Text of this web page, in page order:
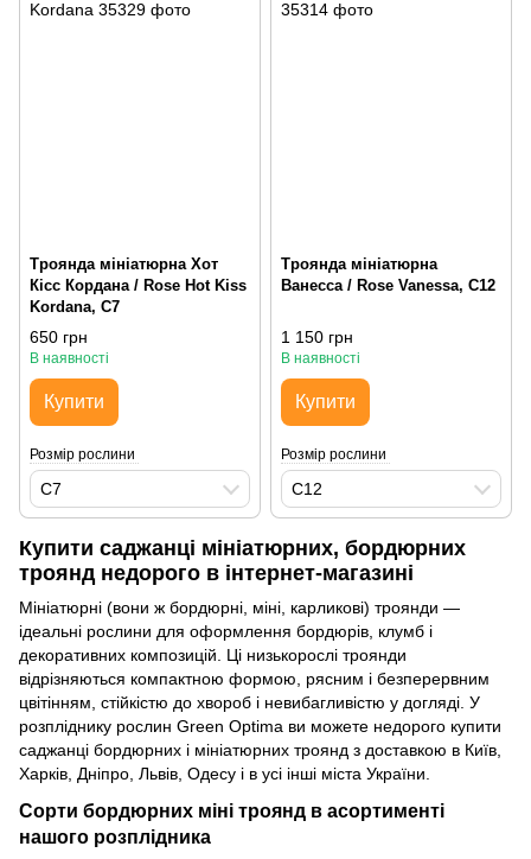
Троянда мініатюрна Хот
Кісc Кордана / Rose Hot Kiss
Kordana, С7
650 грн
В наявності
Купити
Розмір рослини
С7
Троянда мініатюрна
Ванесса / Rose Vanessa, С12
1 150 грн
В наявності
Купити
Розмір рослини
С12
Купити саджанці мініатюрних, бордюрних
троянд недорого в інтернет-магазині
Мініатюрні (вони ж бордюрні, міні, карликові) троянди —
ідеальні рослини для оформлення бордюрів, клумб і
декоративних композицій. Ці низькорослі троянди
відрізняються компактною формою, рясним і безперервним
цвітінням, стійкістю до хвороб і невибагливістю у догляді. У
розпліднику рослин Green Optima ви можете недорого купити
саджанці бордюрних і мініатюрних троянд з доставкою в Київ,
Харків, Дніпро, Львів, Одесу і в усі інші міста України.
Сорти бордюрних міні троянд в асортименті
нашого розплідника